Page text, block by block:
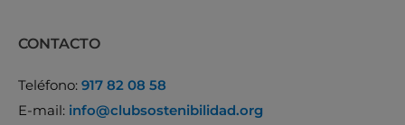
CONTACTO
Teléfono: 917 82 08 58
E-mail: info@clubsostenibilidad.org